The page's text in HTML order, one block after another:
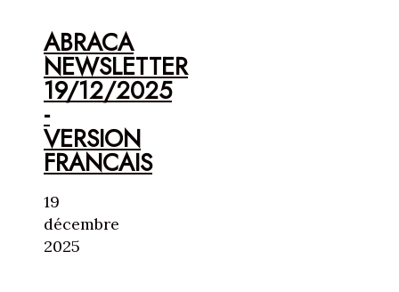
ABRACA
NEWSLETTER
19/12/2025
-
VERSION
FRANCAIS
19
décembre
2025